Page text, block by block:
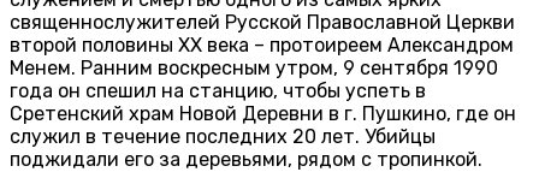
священнослужителей Русской Православной Церкви
второй половины XX века – протоиреем Александром
Менем. Ранним воскресным утром, 9 сентября 1990
года он спешил на станцию, чтобы успеть в
Сретенский храм Новой Деревни в г. Пушкино, где он
служил в течение последних 20 лет. Убийцы
поджидали его за деревьями, рядом с тропинкой.